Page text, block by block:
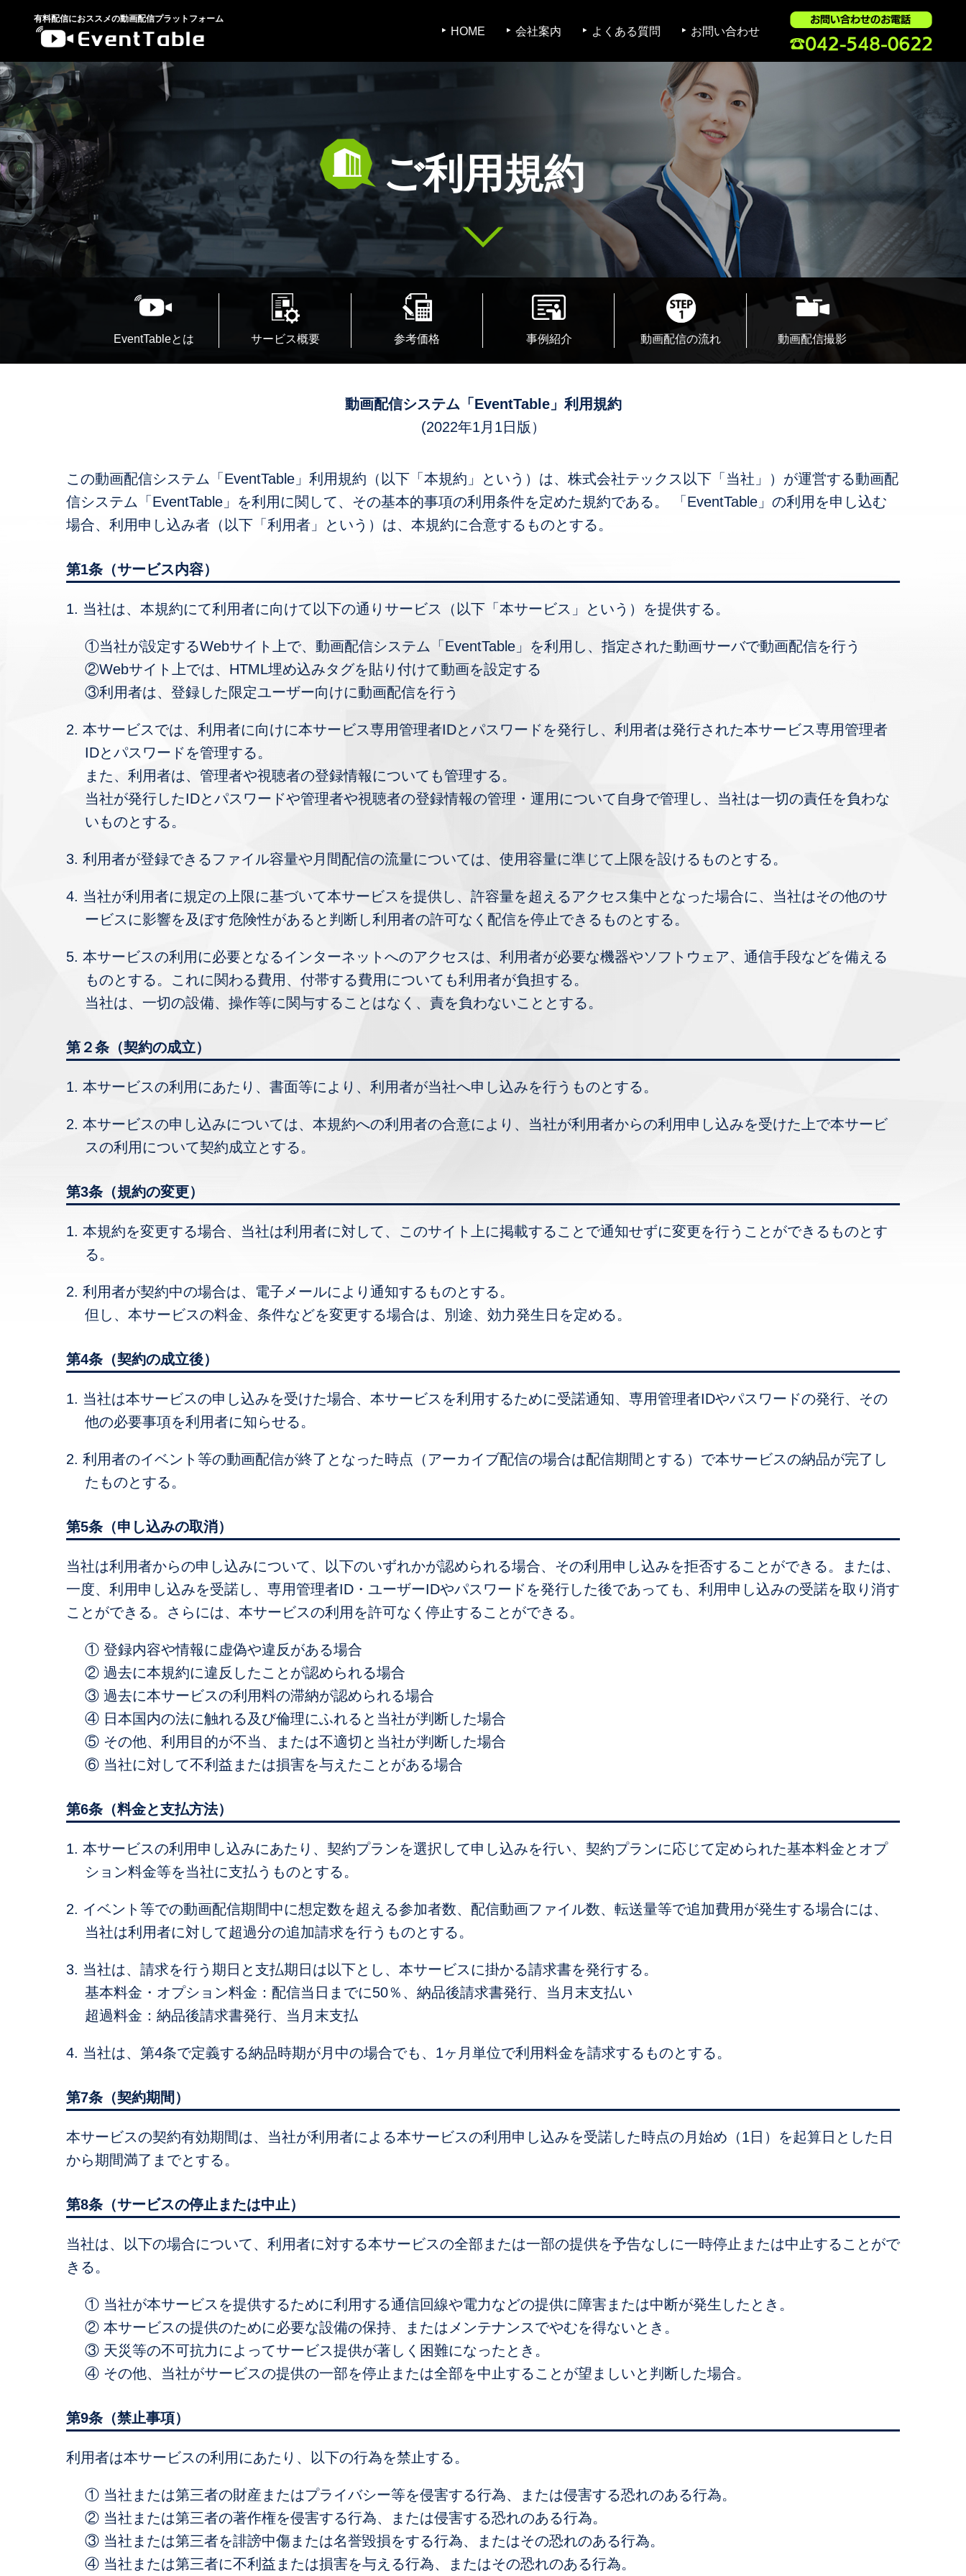
有料配信におススメの動画配信プラットフォーム
HOME 会社案内 よくある質問 お問い合わせ
ご利用規約
EventTableとは サービス概要 参考価格 事例紹介 動画配信の流れ 動画配信撮影
動画配信システム「EventTable」利用規約
(2022年1月1日版）
この動画配信システム「EventTable」利用規約（以下「本規約」という）は、株式会社テックス以下「当社」）が運営する動画配
信システム「EventTable」を利用に関して、その基本的事項の利用条件を定めた規約である。 「EventTable」の利用を申し込む
場合、利用申し込み者（以下「利用者」という）は、本規約に合意するものとする。
第1条（サービス内容）
1. 当社は、本規約にて利用者に向けて以下の通りサービス（以下「本サービス」という）を提供する。
①当社が設定するWebサイト上で、動画配信システム「EventTable」を利用し、指定された動画サーバで動画配信を行う
②Webサイト上では、HTML埋め込みタグを貼り付けて動画を設定する
③利用者は、登録した限定ユーザー向けに動画配信を行う
2. 本サービスでは、利用者に向けに本サービス専用管理者IDとパスワードを発行し、利用者は発行された本サービス専用管理者
IDとパスワードを管理する。
また、利用者は、管理者や視聴者の登録情報についても管理する。
当社が発行したIDとパスワードや管理者や視聴者の登録情報の管理・運用について自身で管理し、当社は一切の責任を負わな
いものとする。
3. 利用者が登録できるファイル容量や月間配信の流量については、使用容量に準じて上限を設けるものとする。
4. 当社が利用者に規定の上限に基づいて本サービスを提供し、許容量を超えるアクセス集中となった場合に、当社はその他のサ
ービスに影響を及ぼす危険性があると判断し利用者の許可なく配信を停止できるものとする。
5. 本サービスの利用に必要となるインターネットへのアクセスは、利用者が必要な機器やソフトウェア、通信手段などを備える
ものとする。これに関わる費用、付帯する費用についても利用者が負担する。
当社は、一切の設備、操作等に関与することはなく、責を負わないこととする。
第２条（契約の成立）
1. 本サービスの利用にあたり、書面等により、利用者が当社へ申し込みを行うものとする。
2. 本サービスの申し込みについては、本規約への利用者の合意により、当社が利用者からの利用申し込みを受けた上で本サービ
スの利用について契約成立とする。
第3条（規約の変更）
1. 本規約を変更する場合、当社は利用者に対して、このサイト上に掲載することで通知せずに変更を行うことができるものとす
る。
2. 利用者が契約中の場合は、電子メールにより通知するものとする。
但し、本サービスの料金、条件などを変更する場合は、別途、効力発生日を定める。
第4条（契約の成立後）
1. 当社は本サービスの申し込みを受けた場合、本サービスを利用するために受諾通知、専用管理者IDやパスワードの発行、その
他の必要事項を利用者に知らせる。
2. 利用者のイベント等の動画配信が終了となった時点（アーカイブ配信の場合は配信期間とする）で本サービスの納品が完了し
たものとする。
第5条（申し込みの取消）
当社は利用者からの申し込みについて、以下のいずれかが認められる場合、その利用申し込みを拒否することができる。または、
一度、利用申し込みを受諾し、専用管理者ID・ユーザーIDやパスワードを発行した後であっても、利用申し込みの受諾を取り消す
ことができる。さらには、本サービスの利用を許可なく停止することができる。
① 登録内容や情報に虚偽や違反がある場合
② 過去に本規約に違反したことが認められる場合
③ 過去に本サービスの利用料の滞納が認められる場合
④ 日本国内の法に触れる及び倫理にふれると当社が判断した場合
⑤ その他、利用目的が不当、または不適切と当社が判断した場合
⑥ 当社に対して不利益または損害を与えたことがある場合
第6条（料金と支払方法）
1. 本サービスの利用申し込みにあたり、契約プランを選択して申し込みを行い、契約プランに応じて定められた基本料金とオプ
ション料金等を当社に支払うものとする。
2. イベント等での動画配信期間中に想定数を超える参加者数、配信動画ファイル数、転送量等で追加費用が発生する場合には、
当社は利用者に対して超過分の追加請求を行うものとする。
3. 当社は、請求を行う期日と支払期日は以下とし、本サービスに掛かる請求書を発行する。
基本料金・オプション料金：配信当日までに50％、納品後請求書発行、当月末支払い
超過料金：納品後請求書発行、当月末支払
4. 当社は、第4条で定義する納品時期が月中の場合でも、1ヶ月単位で利用料金を請求するものとする。
第7条（契約期間）
本サービスの契約有効期間は、当社が利用者による本サービスの利用申し込みを受諾した時点の月始め（1日）を起算日とした日
から期間満了までとする。
第8条（サービスの停止または中止）
当社は、以下の場合について、利用者に対する本サービスの全部または一部の提供を予告なしに一時停止または中止することがで
きる。
① 当社が本サービスを提供するために利用する通信回線や電力などの提供に障害または中断が発生したとき。
② 本サービスの提供のために必要な設備の保持、またはメンテナンスでやむを得ないとき。
③ 天災等の不可抗力によってサービス提供が著しく困難になったとき。
④ その他、当社がサービスの提供の一部を停止または全部を中止することが望ましいと判断した場合。
第9条（禁止事項）
利用者は本サービスの利用にあたり、以下の行為を禁止する。
① 当社または第三者の財産またはプライバシー等を侵害する行為、または侵害する恐れのある行為。
② 当社または第三者の著作権を侵害する行為、または侵害する恐れのある行為。
③ 当社または第三者を誹謗中傷または名誉毀損をする行為、またはその恐れのある行為。
④ 当社または第三者に不利益または損害を与える行為、またはその恐れのある行為。